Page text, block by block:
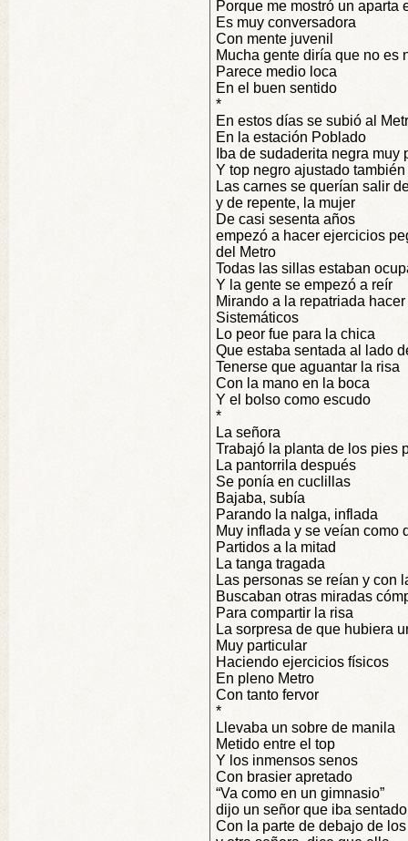
Porque me mostró un aparta
Es muy conversadora
Con mente juvenil
Mucha gente diría que no es
Parece medio loca
En el buen sentido
*
En estos días se subió al
En la estación Poblado
Iba de sudaderita negra muy
Y top negro ajustado también
Las carnes se querían salir
y de repente, la mujer
De casi sesenta años
empezó a hacer ejercicios
del Metro
Todas las sillas estaban
Y la gente se empezó a reír
Mirando a la repatriada
Sistemáticos
Lo peor fue para la chica
Que estaba sentada al lado
Tenerse que aguantar la risa
Con la mano en la boca
Y el bolso como escudo
*
La señora
Trabajó la planta de los pies
La pantorrila después
Se ponía en cuclillas
Bajaba, subía
Parando la nalga, inflada
Muy inflada y se veían como
Partidos a la mitad
La tanga tragada
Las personas se reían y con
Buscaban otras miradas
Para compartir la risa
La sorpresa de que hubiera
Muy particular
Haciendo ejercicios físicos
En pleno Metro
Con tanto fervor
*
Llevaba un sobre de manila
Metido entre el top
Y los inmensos senos
Con brasier apretado
“Va como en un gimnasio”
dijo un señor que iba sentado
Con la parte de debajo de